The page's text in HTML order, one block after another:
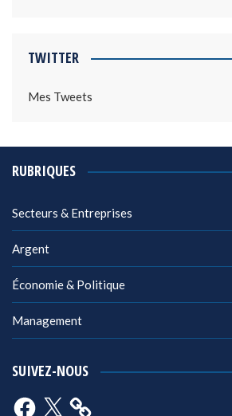
TWITTER
Mes Tweets
RUBRIQUES
Secteurs & Entreprises
Argent
Économie & Politique
Management
SUIVEZ-NOUS
Facebook
X